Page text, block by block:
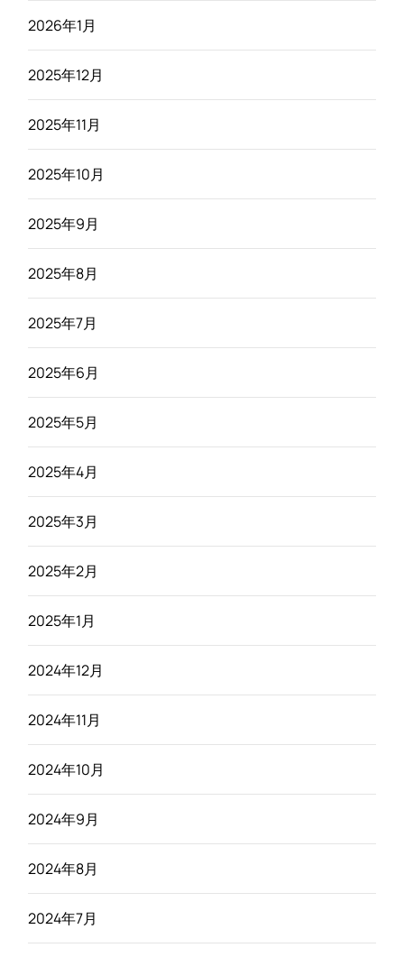
2026年1月
2025年12月
2025年11月
2025年10月
2025年9月
2025年8月
2025年7月
2025年6月
2025年5月
2025年4月
2025年3月
2025年2月
2025年1月
2024年12月
2024年11月
2024年10月
2024年9月
2024年8月
2024年7月